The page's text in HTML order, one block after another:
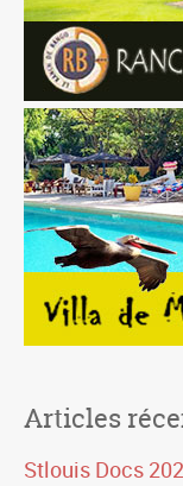
Articles
Stlouis Docs